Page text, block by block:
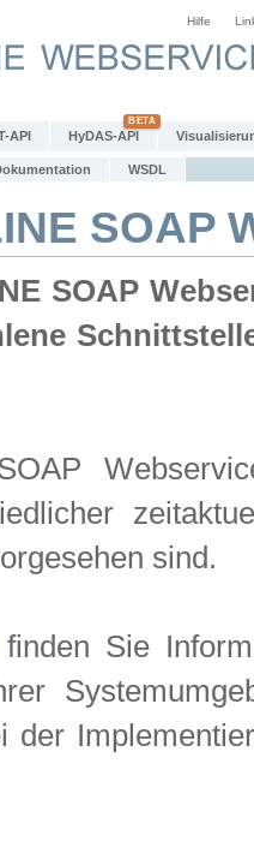
Hilfe
API HyDAS-API
WSDL
SOAP
SOAP
sind.
Sie
der